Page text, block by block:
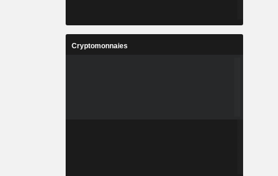
Cryptomonnaies